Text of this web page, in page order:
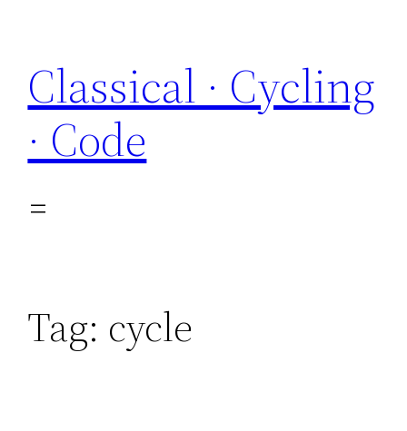
content
Classical · Cycling
· Code
Tag: cycle